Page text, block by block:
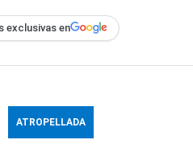
exclusivas en
ATROPELLADA